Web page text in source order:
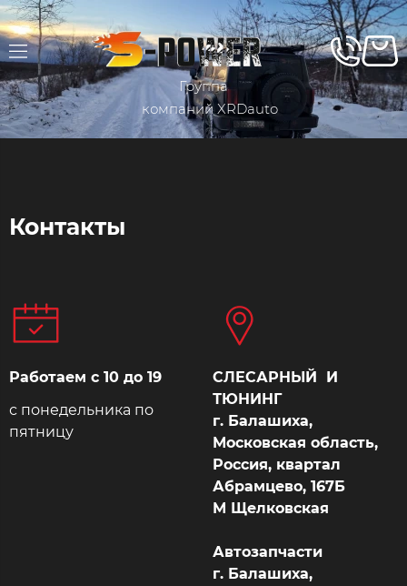
Группа
компаний XRDauto
Контакты
Работаем c 10 до 19
с понедельника по
пятницу
СЛЕСАРНЫЙ И
ТЮНИНГ
г. Балашиха,
Московская область,
Россия, квартал
Абрамцево, 167Б
М Щелковская
Автозапчасти
г. Балашиха,